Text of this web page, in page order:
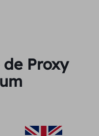
Proxy